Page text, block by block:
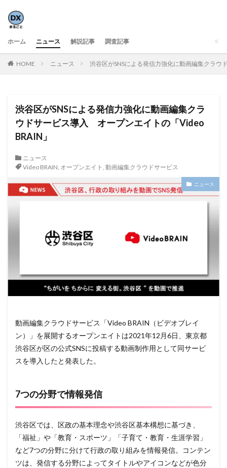
ホーム ニュース 解説記事 調査記事
HOME ニュース 渋谷区がSNSによる発信力強化に動画編集クラ
渋谷区がSNSによる発信力強化に動画編集クラ
ウドサービス導入 オープンエイトの「Video
BRAIN」
ニュース
Video BRAIN, オープンエイト , 動画編集クラウドサービス
ニュース
動画編集クラウドサービス「Video BRAIN（ビデオブレイ
ン）」を展開するオープンエイトは2021年12月6日、東京都
渋谷区が区の公式SNSに投稿する動画制作用として同サービ
スを導入したと発表した。
7つの分野で情報発信
渋谷区では、区政の基本理念や渋谷区基本構想に基づき、
「福祉」や「教育・スポーツ」「子育て・教育・生涯学習」
など7つの分野に分けて行政の取り組みを情報発信。コンテン
ツは、発信する分野によってタイトルやアイコンなどが色分